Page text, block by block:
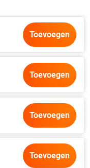
Toevoegen
Toevoegen
Toevoegen
Toevoegen